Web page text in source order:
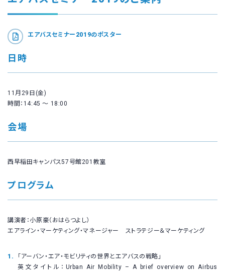
エアバスセミナー2019のポスター
日時
11月29日(金)
時間：14:45 ～ 18:00
会場
西早稲田キャンパス57号館201教室
プログラム
講演者：小原豪（おはらつよし）
エアライン・マーケティング・マネージャー ストラテジー＆マーケティング
「アーバン・エア・モビリティの世界とエアバスの戦略」
英文タイトル：Urban Air Mobility – A brief overview on Airbus